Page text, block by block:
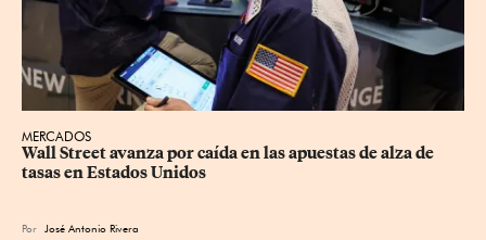
MERCADOS
Wall Street avanza por caída en las apuestas de alza de
tasas en Estados Unidos
Por José Antonio Rivera